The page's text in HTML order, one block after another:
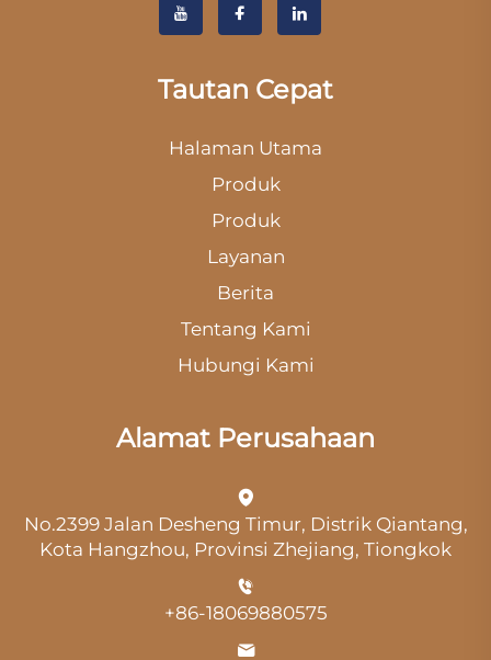
Tautan Cepat
Halaman Utama
Produk
Produk
Layanan
Berita
Tentang Kami
Hubungi Kami
Alamat Perusahaan
No.2399 Jalan Desheng Timur, Distrik Qiantang,
Kota Hangzhou, Provinsi Zhejiang, Tiongkok
+86-18069880575